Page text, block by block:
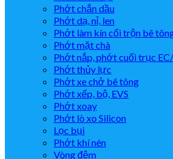
Phớt chắn dầu
Phớt dạ, nỉ, len
Phớt làm kín cối trộn bê
Phớt mặt chà
Phớt nắp, phớt cuối trục
Phớt thủy lực
Phớt xe chở bê tông
Phớt xếp, bộ, EVS
Phớt xoay
Phớt lò xo Silicon
Lọc bụi
Phớt khí nén
Vòng đệm